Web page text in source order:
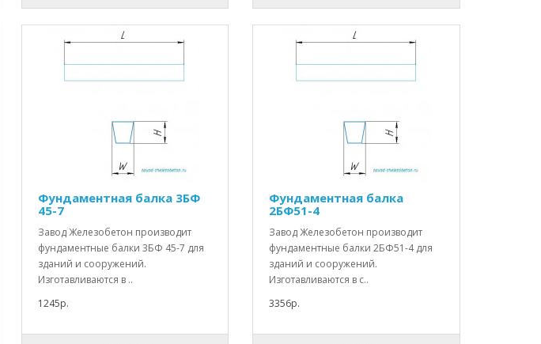
Фундаментная балка 3БФ
45-7
Завод Железобетон производит
фундаментные балки 3БФ 45-7 для
зданий и сооружений.
Изготавливаются в ..
1245р.
Фундаментная балка
2БФ51-4
Завод Железобетон производит
фундаментные балки 2БФ51-4 для
зданий и сооружений.
Изготавливаются в с..
3356р.